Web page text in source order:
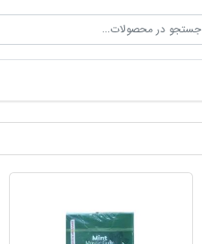
جستجو در محصولات...